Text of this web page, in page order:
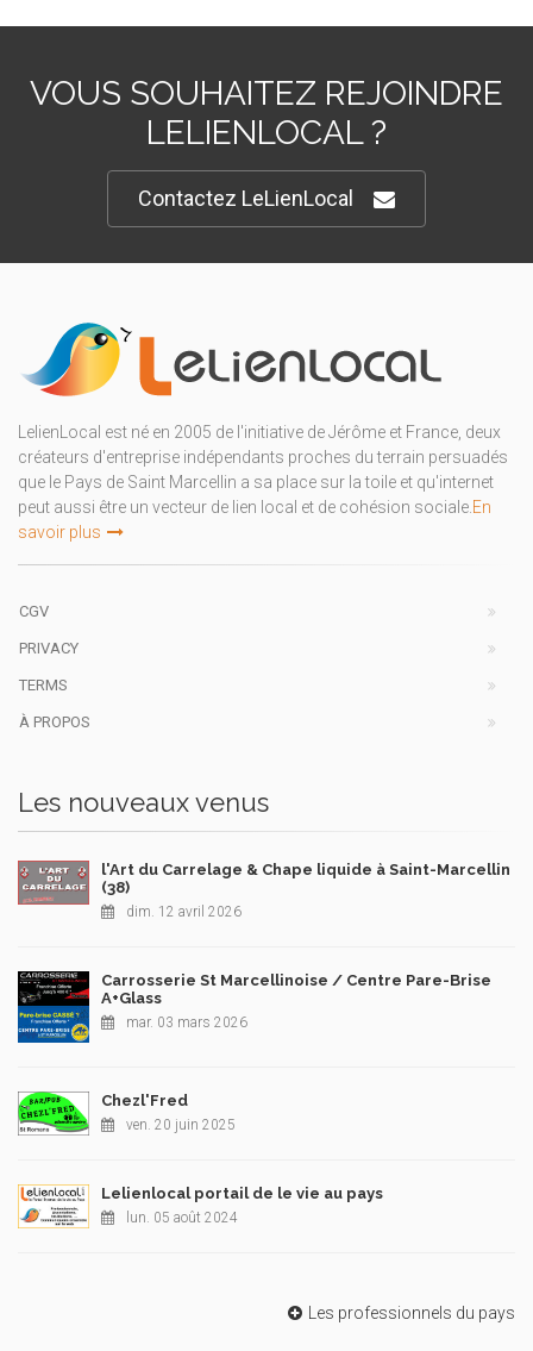
VOUS SOUHAITEZ REJOINDRE
LELIENLOCAL ?
Contactez LeLienLocal
LelienLocal est né en 2005 de l'initiative de Jérôme et France, deux
créateurs d'entreprise indépendants proches du terrain persuadés
que le Pays de Saint Marcellin a sa place sur la toile et qu'internet
peut aussi être un vecteur de lien local et de cohésion sociale. En
savoir plus
CGV
PRIVACY
TERMS
À PROPOS
Les nouveaux venus
l'Art du Carrelage & Chape liquide à Saint-Marcellin
(38)
dim. 12 avril 2026
Carrosserie St Marcellinoise / Centre Pare-Brise
A+Glass
mar. 03 mars 2026
Chezl'Fred
ven. 20 juin 2025
Lelienlocal portail de le vie au pays
lun. 05 août 2024
Les professionnels du pays